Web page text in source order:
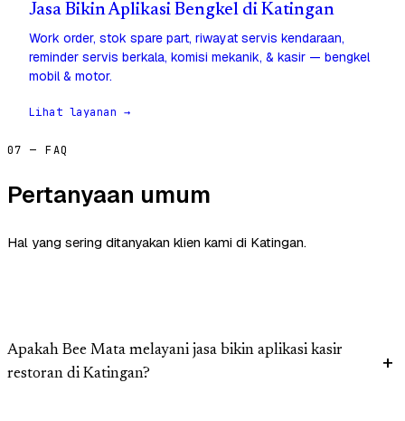
Jasa Bikin Aplikasi Bengkel di Katingan
Work order, stok spare part, riwayat servis kendaraan,
reminder servis berkala, komisi mekanik, & kasir — bengkel
mobil & motor.
Lihat layanan →
07 — FAQ
Pertanyaan umum
Hal yang sering ditanyakan klien kami di Katingan.
Apakah Bee Mata melayani jasa bikin aplikasi kasir
restoran di Katingan?